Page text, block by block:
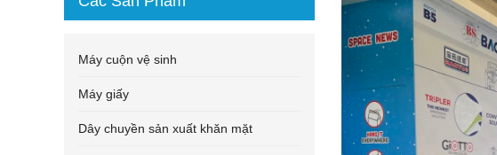
Máy cuộn vệ sinh
Máy giấy
Dây chuyền sản xuất khăn mặt